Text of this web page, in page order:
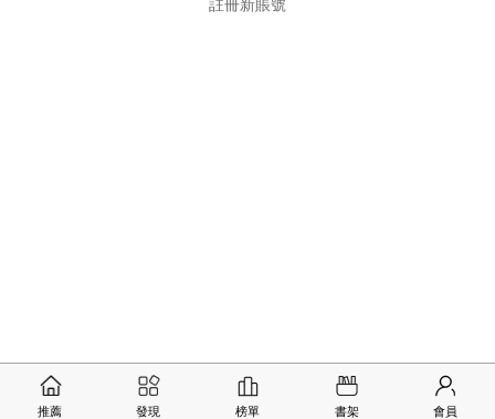
註冊新賬號
推薦 發現 榜單 書架 會員